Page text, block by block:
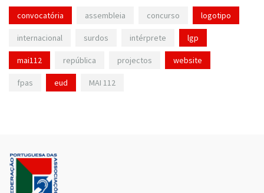
convocatória assembleia concurso logotipo
internacional surdos intérprete lgp
mai112 república projectos website
fpas eud MAI 112